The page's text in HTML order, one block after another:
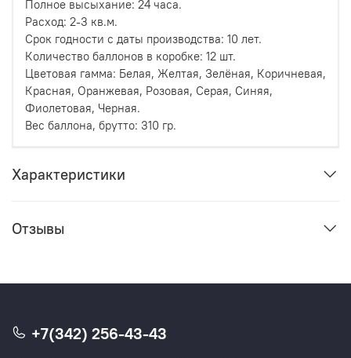
Полное высыхание: 24 часа.
Расход: 2-3 кв.м.
Срок годности с даты производства: 10 лет.
Количество баллонов в коробке: 12 шт.
Цветовая гамма: Белая, Желтая, Зелёная, Коричневая,
Красная, Оранжевая, Розовая, Серая, Синяя,
Фиолетовая, Черная.
Вес баллона, брутто: 310 гр.
Характеристики
Отзывы
+7(342) 256-43-43